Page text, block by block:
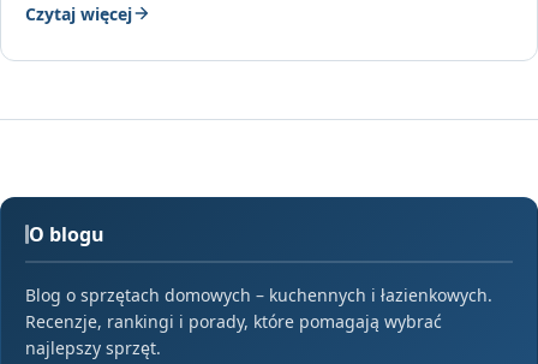
Czytaj więcej
O blogu
Blog o sprzętach domowych – kuchennych i łazienkowych.
Recenzje, rankingi i porady, które pomagają wybrać
najlepszy sprzęt.